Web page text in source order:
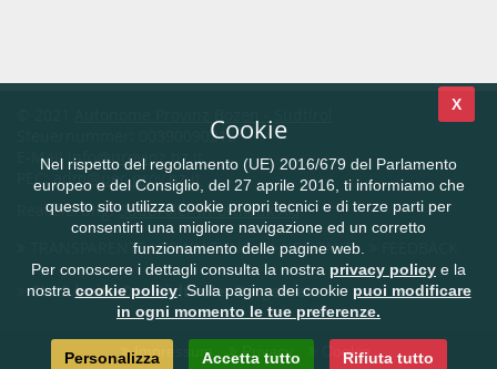
Steuernummer: 00390090215
E-Mail info@provinz.bz.it
PEC:adm@pec.prov.bz.it
Realisierung:Südtiroler Informatik AG
TRANSPARENTE VERWALTUNG
KONTAKT
CIVIS.bz.it - Das Südtiroler Bürgernetz
Impressum Privacy Cookie
X
Cookie
Nel rispetto del regolamento (UE) 2016/679 del Parlamento
europeo e del Consiglio, del 27 aprile 2016, ti informiamo che
questo sito utilizza cookie propri tecnici e di terze parti per
consentirti una migliore navigazione ed un corretto
funzionamento delle pagine web.
Per conoscere i dettagli consulta la nostra privacy policy e la
nostra cookie policy. Sulla pagina dei cookie puoi modificare
in ogni momento le tue preferenze.
Personalizza Accetta tutto Rifiuta tutto